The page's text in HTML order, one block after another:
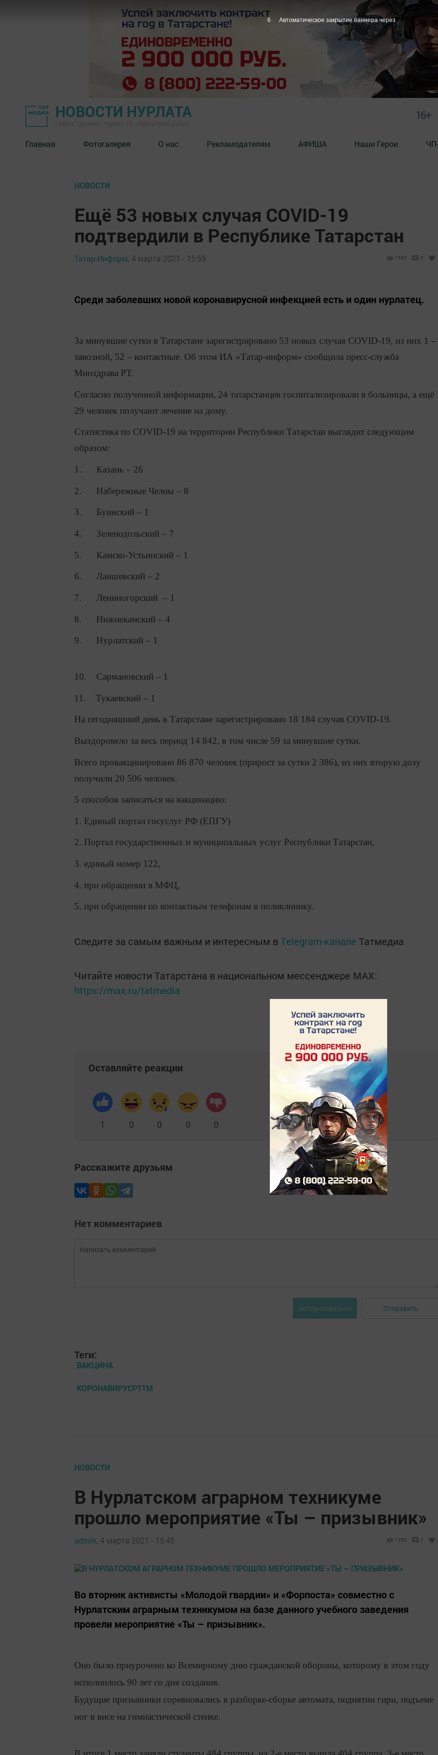
НОВОСТИ НУРЛАТА 16+
Главная Фотогалерея О нас Рекламодателям АФИША Наши Герои
НОВОСТИ
Ещё 53 новых случая COVID-19
подтвердили в Республике Татарстан
Татар-Информ, 4 марта 2021 - 15:59 1386 0
Среди заболевших новой коронавирусной инфекцией есть и один нурлатец.
За минувшие сутки в Татарстане зарегистрировано 53 новых случая COVID-19, из них 1 –
завозной, 52 – контактные. Об этом ИА «Татар-информ» сообщила пресс-служба
Минздрава РТ.
Согласно полученной информации, 24 татарстанцев госпитализировали в больницы, а ещё
29 человек получают лечение на дому.
Статистика по COVID-19 на территории Республики Татарстан выглядит следующим
образом:
1. Казань – 26
2. Набережные Челны – 8
3. Буинский – 1
4. Зеленодольский – 7
5. Камско-Устьинский – 1
6. Лаишевский – 2
7. Лениногорский – 1
8. Нижнекамский – 4
9. Нурлатский – 1
10. Сармановский – 1
11. Тукаевский – 1
На сегодняшний день в Татарстане зарегистрировано 18 184 случая COVID-19.
Выздоровело за весь период 14 842, в том числе 59 за минувшие сутки.
Всего провакцинировано 86 870 человек (прирост за сутки 2 386), из них вторую дозу
получили 20 506 человек.
5 способов записаться на вакцинацию:
1. Единый портал госуслуг РФ (ЕПГУ)
2. Портал государственных и муниципальных услуг Республики Татарстан,
3. единый номер 122,
4. при обращении в МФЦ,
5. при обращении по контактным телефонам в поликлинику.
Следите за самым важным и интересным в Telegram-канале Татмедиа
Читайте новости Татарстана в национальном мессенджере MАХ:
https://max.ru/tatmedia
Оставляйте реакции
1 0 0 0 0
Расскажите друзьям
Нет комментариев
Авторизоваться Отправить
Теги:
ВАКЦИНА
КОРОНАВИРУСРТТМ
НОВОСТИ
В Нурлатском аграрном техникуме
прошло мероприятие «Ты – призывник»
admin, 4 марта 2021 - 15:45 1390 0
​​​​​​​Во вторник активисты «Молодой гвардии» и «Форпоста» совместно с
Нурлатским аграрным техникумом на базе данного учебного заведения
провели мероприятие «Ты – призывник».
Оно было приурочено ко Всемирному дню гражданской обороны, которому в этом году
исполнилось 90 лет со дня создания.
Будущие призывники соревновались в разборке-сборке автомата, поднятии гири, подъеме
ног в висе на гимнастической стенке.
5 Автоматическое закрытие баннера через